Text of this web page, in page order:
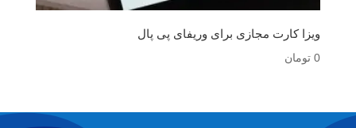
ویزا کارت مجازی برای وریفای پی پال
0 تومان